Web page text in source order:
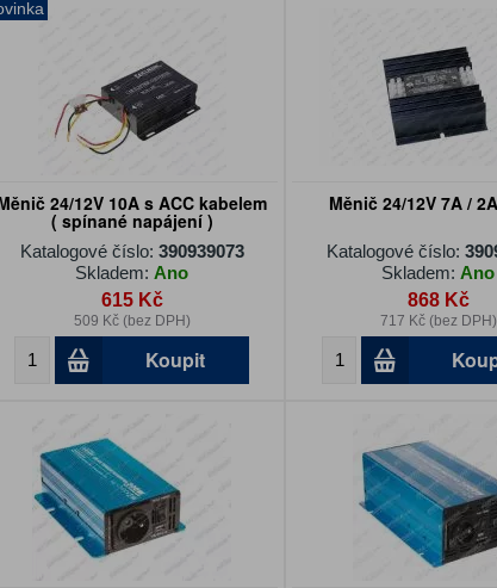
24/12V 10A s ACC kabelem
( spínané napájení )
Katalogové číslo: 390939073
Skladem: Ano
615 Kč
509 Kč (bez DPH)
Koupit
Měnič 24/12V 7A /
Katalogové číslo:
Skladem: Ano
868 Kč
717 Kč (bez DPH)